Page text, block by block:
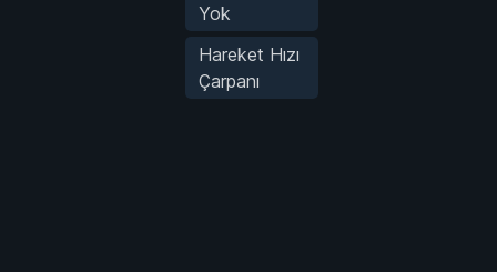
Yok
Hareket Hızı
Çarpanı